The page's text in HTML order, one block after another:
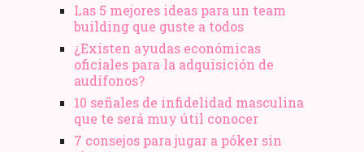
Las 5 mejores ideas para un team
building que guste a todos
¿Existen ayudas económicas
oficiales para la adquisición de
audífonos?
10 señales de infidelidad masculina
que te será muy útil conocer
7 consejos para jugar a póker sin